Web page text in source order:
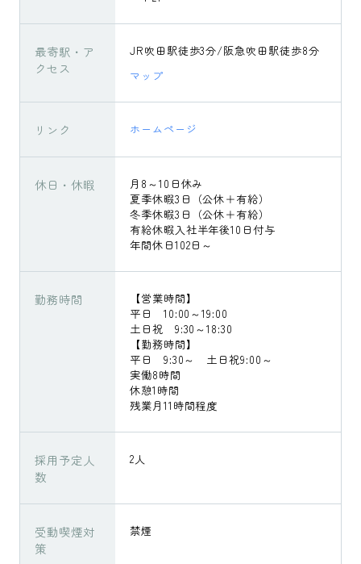
最寄駅・ア
クセス
JR吹田駅徒歩3分/阪急吹田駅徒歩8分
マップ
リンク ホームページ
休日・休暇
月8～10日休み
夏季休暇3日（公休＋有給）
冬季休暇3日（公休＋有給）
有給休暇入社半年後10日付与
年間休日102日～
勤務時間
【営業時間】
平日 10:00～19:00
土日祝 9:30～18:30
【勤務時間】
平日 9:30～ 土日祝9:00～
実働8時間
休憩1時間
残業月11時間程度
採用予定人
数
2人
受動喫煙対
策
禁煙